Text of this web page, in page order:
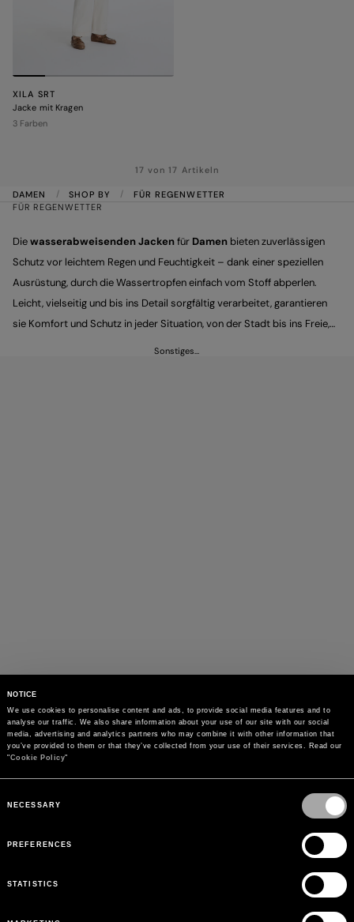
NOTICE
We use cookies to personalise content and ads, to provide social media features and to
analyse our traffic. We also share information about your use of our site with our social
media, advertising and analytics partners who may combine it with other information that
you’ve provided to them or that they’ve collected from your use of their services. Read our
"Cookie Policy"
Selection
NECESSARY
PREFERENCES
STATISTICS
XILA SRT
Jacke mit Kragen
3 Farben
17 von 17 Artikeln
DAMEN SHOP BY
FÜR REGENWETTER
FÜR REGENWETTER
Diewasserabweisenden Jackenfür Damen bieten zuverlässigen
Schutz vor leichtem Regen und Feuchtigkeit – dank einer speziellen
Ausrüstung, durch die Wassertropfen einfach vom Stoff abperlen.
Leicht, vielseitig und bis ins Detail sorgfältig verarbeitet, garantieren
sie Komfort und Schutz in jeder Situation, von der Stadt bis ins Freie,
Sonstiges…